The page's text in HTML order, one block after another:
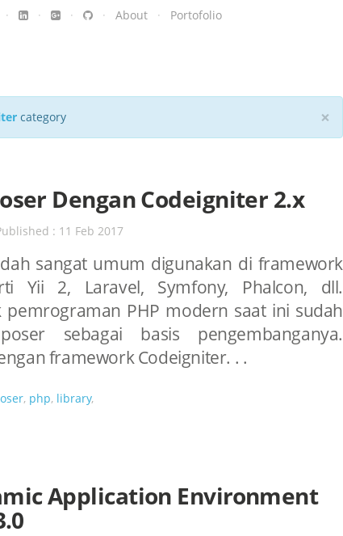
· · · · About· Portofolio
×
category
Dengan Codeigniter 2.x
: 11 Feb 2017
sangat umum digunakan di framework
Yii 2, Laravel, Symfony, Phalcon, dll.
PHP modern saat ini sudah
sebagai basis pengembanganya.
framework Codeigniter. . .
, php, library,
Application Environment